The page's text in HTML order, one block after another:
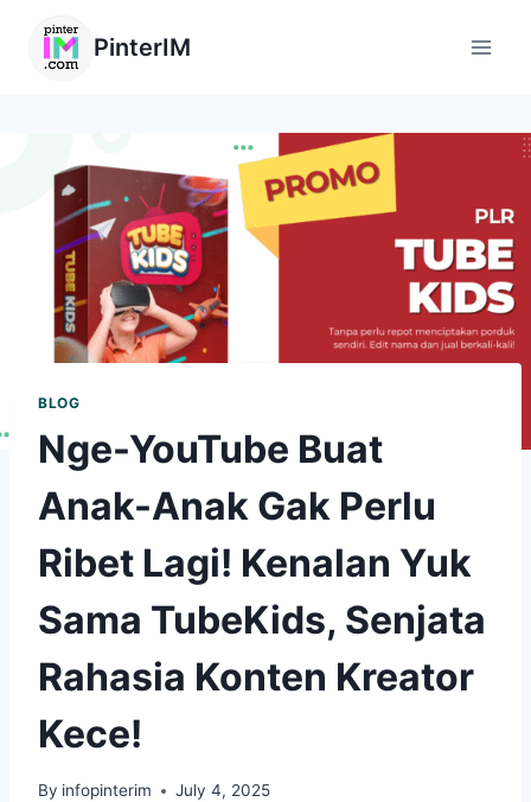
PinterIM
BLOG
Nge-YouTube Buat
Anak-Anak Gak Perlu
Ribet Lagi! Kenalan Yuk
Sama TubeKids, Senjata
Rahasia Konten Kreator
Kece!
By infopinterim July 4, 2025